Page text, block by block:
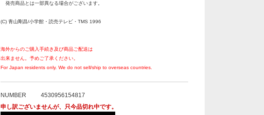
発売商品とは一部異なる場合がございます。
(C) 青山剛昌/小学館・読売テレビ・TMS 1996
海外からのご購入手続き及び商品ご配送は
出来ません。予めご了承ください。
For Japan residents only. We do not sell/ship to overseas countries.
NUMBER
4530956154817
申し訳ございませんが、只今品切れ中です。